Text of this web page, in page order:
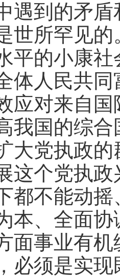
遇到的矛
世所罕见
平的小康
体人民共
应对来自
我国的综
大党执政
这个党执
都不能动
本、全面
面事业有
必须是实